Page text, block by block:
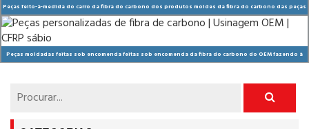
Peças feito-à-medida do carro da fibra do carbono dos produtos moldes da fibra do carbono das peças
moldantes da fibra do carbono do OEM
Peças moldadas feitas sob encomenda feitas sob encomenda da fibra do carbono do OEM fazendo à